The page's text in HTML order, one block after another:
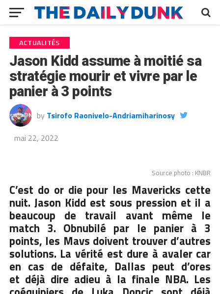
ACTUALITÉS
Jason Kidd assume à moitié sa
stratégie mourir et vivre par le
panier à 3 points
by Tsirofo Raonivelo-Andriamiharinosy
mai 22, 2022
Source photo : KNBR
C’est do or die pour les Mavericks cette
nuit. Jason Kidd est sous pression et il a
beaucoup de travail avant même le
match 3. Obnubilé par le panier à 3
points, les Mavs doivent trouver d’autres
solutions. La vérité est dure à avaler car
en cas de défaite, Dallas peut d’ores
et déjà dire adieu à la finale NBA. Les